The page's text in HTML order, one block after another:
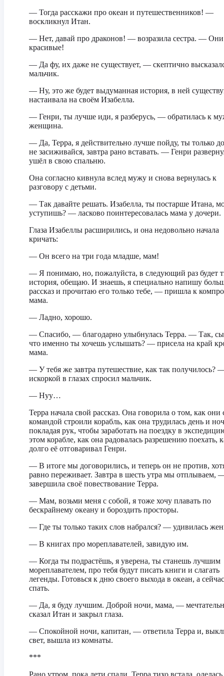
— Тогда расскажи про океан и путешественников! —
воскликнул Итан.
— Нет, давай про драконов! — возразила сестра. — Они
красивые!
— Да фу, их даже не существует, — скептично
мальчик.
— Ну, это же будет выдуманная история, в ней
настаивала на своём Изабелла.
— Генри, ты лучше иди, я разберусь, — обратилась к
женщина.
— Да, Терра, я действительно лучше пойду, ты только
не засиживайся, завтра рано вставать. — Генри
ушёл в свою спальню.
Она согласно кивнула вслед мужу и снова вернулась к
разговору с детьми.
— Так давайте решать. Изабелла, ты постарше Итана,
уступишь? — ласково поинтересовалась мама у дочери.
Глаза Изабеллы расширились, и она недовольно начала
кричать:
— Он всего на три года младше, мам!
— Я понимаю, но, пожалуйста, в следующий раз будет
история, обещаю. И знаешь, я специально напишу
рассказ и прочитаю его только тебе, — пришла к
мама.
— Ладно, хорошо.
— Спасибо, — благодарно улыбнулась Терра. — Так,
что именно ты хочешь услышать? — присела на край
мама.
— У тебя же завтра путешествие, как так получилось?
искоркой в глазах спросил мальчик.
— Нуу…
Терра начала свой рассказ. Она говорила о том, как они
командой строили корабль, как она трудилась день и
покладая рук, чтобы заработать на поездку в
этом корабле, как она радовалась разрешению поехать,
долго её отговаривал Генри.
— В итоге мы договорились, и теперь он не против,
равно переживает. Завтра в шесть утра мы отплываем,
завершила своё повествование Терра.
— Мам, возьми меня с собой, я тоже хочу плавать по
бескрайнему океану и бороздить просторы.
— Где ты только таких слов набрался? — удивилась
— В книгах про мореплавателей, завидую им.
— Когда ты подрастёшь, я уверена, ты станешь лучшим
мореплавателем, про тебя будут писать книги и слагать
легенды. Готовься к дню своего выхода в океан, а
спать.
— Да, я буду лучшим. Доброй ночи, мама, —
сказал Итан и закрыл глаза.
— Спокойной ночи, капитан, — ответила Терра и,
свет, вышла из комнаты.
***
Рано утром, пока дети спали, Терра тихо встала, оделась,